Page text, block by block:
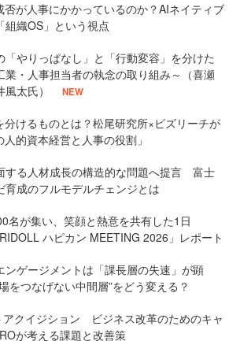
否が人事にかかっているのか？AIネイティブ
組織OS」という視点
「やりっぱなし」と「行動変容」を分けた
業・人事担当者の執念の取り組み～（喜瀬
太氏）
NEW
分けるものとは？松尾研究所×ビズリーチが
的資本経営と人事の役割」
する人材成長の構造的な問題へ提言 富士
育成のフルモデルチェンジとは
名が集い、笑顔と熱意を共有した1日
ハピカン MEETING 2026」レポート
ンゲージメントは「課長層の失速」が顕
つなげない中間層”をどう変える？
アクイジション ビジネス改革のためのキャ
が考える課題と改善策